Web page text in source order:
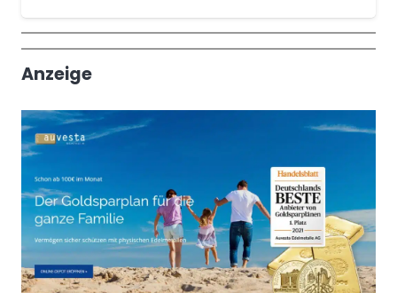
Wochenrückblick
Trendthemen
Anzeige